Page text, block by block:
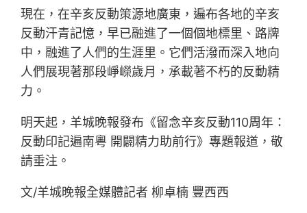
現在，在辛亥反動策源地廣東，遍布各地的辛亥
反動汗青記憶，早已融進了一個個地標里、路牌
中，融進了人們的生涯里。它們活潑而深入地向
人們展現著那段崢嶸歲月，承載著不朽的反動精
力。
明天起，羊城晚報發布《留念辛亥反動110周年：
反動印記遍南粵 開闢精力助前行》專題報道，敬
請垂注。
文/羊城晚報全媒體記者 柳卓楠 豐西西